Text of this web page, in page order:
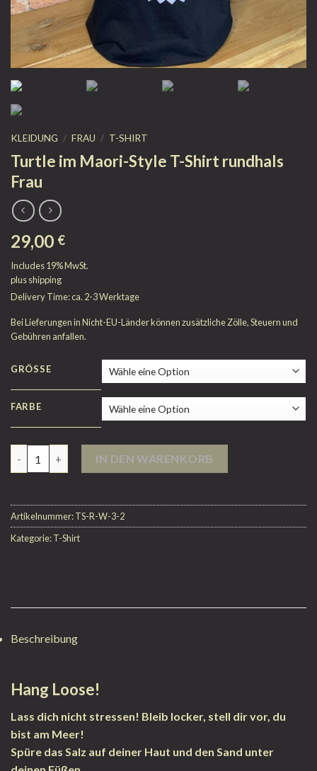
KLEIDUNG / FRAU / T-SHIRT
Turtle im Maori-Style T-Shirt rundhals
Frau
29,00 €
Includes 19% MwSt.
plusshipping
Delivery Time: ca. 2-3 Werktage
Bei Lieferungen in Nicht-EU-Länder können zusätzliche Zölle, Steuern und
Gebühren anfallen.
GRÖSSE
FARBE
IN DEN WARENKORB
Artikelnummer:TS-R-W-3-2
Kategorie:T-Shirt
Beschreibung
Hang Loose!
Lass dich nicht stressen! Bleib locker, stell dir vor, du
bist am Meer!
Spüre das Salz auf deiner Haut und den Sand unter